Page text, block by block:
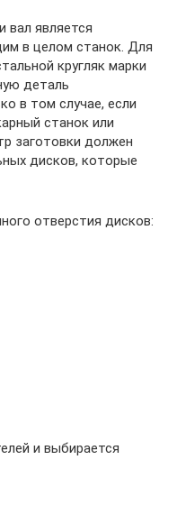
вал является
в целом станок. Для
кругляк марки
деталь
в том случае, если
станок или
заготовки должен
дисков, которые
отверстия дисков:
и выбирается